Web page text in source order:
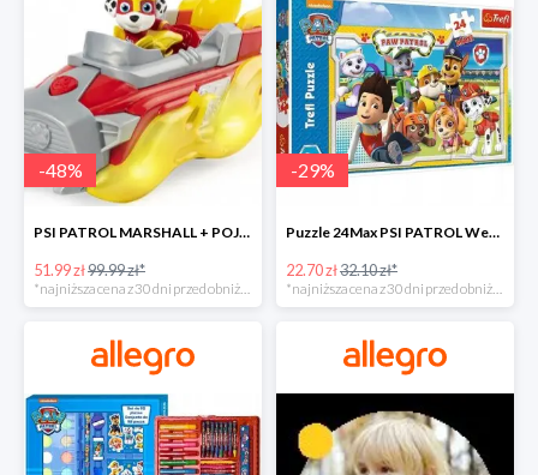
-48%
PSI PATROL MARSHALL + POJAZD WÓZ STRAŻACKI DŹWIĘK -48%
51.99 zł99.99 zł*
*najniższa cena z 30 dni przed obniżką
-29%
Puzzle 24Max PSI PATROL Wesoła drużyna TREFL -29%
22.70 zł32.10 zł*
*najniższa cena z 30 dni przed obniżką